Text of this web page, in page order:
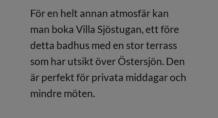
För en helt annan atmosfär kan
man boka Villa Sjöstugan, ett före
detta badhus med en stor terrass
som har utsikt över Östersjön. Den
är perfekt för privata middagar och
mindre möten.